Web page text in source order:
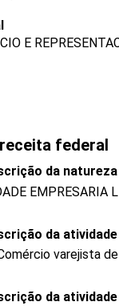
E
federal
da
EMPRESARIA
da
varejista
da